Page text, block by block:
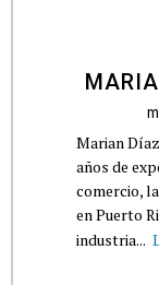
Marian
años de
comercio,
en Puerto
industria...